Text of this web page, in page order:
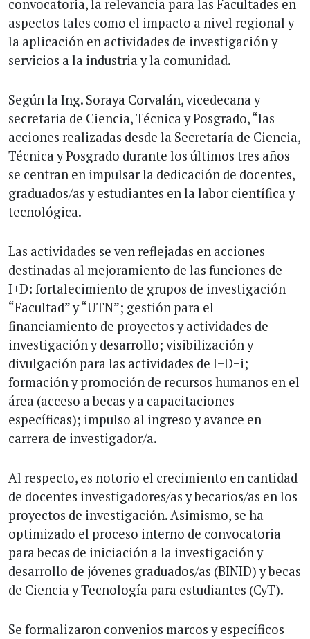
convocatoria, la relevancia para las Facultades en
aspectos tales como el impacto a nivel regional y
la aplicación en actividades de investigación y
servicios a la industria y la comunidad.
Según la Ing. Soraya Corvalán, vicedecana y
secretaria de Ciencia, Técnica y Posgrado, “las
acciones realizadas desde la Secretaría de Ciencia,
Técnica y Posgrado durante los últimos tres años
se centran en impulsar la dedicación de docentes,
graduados/as y estudiantes en la labor científica y
tecnológica.
Las actividades se ven reflejadas en acciones
destinadas al mejoramiento de las funciones de
I+D: fortalecimiento de grupos de investigación
“Facultad” y “UTN”; gestión para el
financiamiento de proyectos y actividades de
investigación y desarrollo; visibilización y
divulgación para las actividades de I+D+i;
formación y promoción de recursos humanos en el
área (acceso a becas y a capacitaciones
específicas); impulso al ingreso y avance en
carrera de investigador/a.
Al respecto, es notorio el crecimiento en cantidad
de docentes investigadores/as y becarios/as en los
proyectos de investigación. Asimismo, se ha
optimizado el proceso interno de convocatoria
para becas de iniciación a la investigación y
desarrollo de jóvenes graduados/as (BINID) y becas
de Ciencia y Tecnología para estudiantes (CyT).
Se formalizaron convenios marcos y específicos